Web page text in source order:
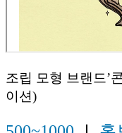
조립 모형 브랜드’
이션)